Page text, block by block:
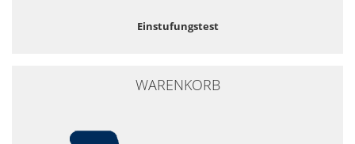
Einstufungstest
WARENKORB